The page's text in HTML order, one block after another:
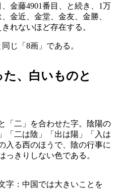
金藤4901番目、と続き、1万
金近、金堂、金友、金勝、
れないほど存在する。
じ「8画」である。
た、白いものと
「二」を合わせた字。陰陽の
「二は陰」「出は陽」「入は
入る西のほうで、陰の行事に
っきりしない色である。
字：中国では大きいことを